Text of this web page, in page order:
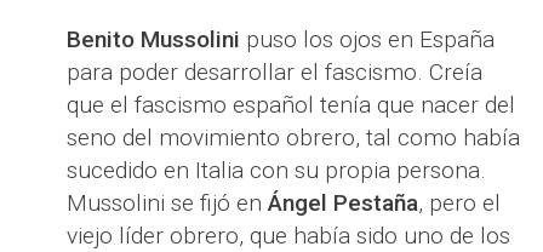
Benito Mussolini puso los ojos en España
para poder desarrollar el fascismo. Creía
que el fascismo español tenía que nacer del
seno del movimiento obrero, tal como había
sucedido en Italia con su propia persona.
Mussolini se fijó enÁngel Pestaña, pero el
viejo líder obrero, que había sido uno de los